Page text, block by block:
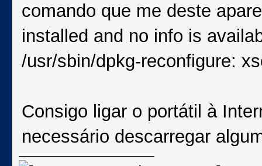
comando que me deste
installed and no info is
/usr/sbin/dpkg-reconfigure:
Consigo ligar o portátil à
necessário descarregar